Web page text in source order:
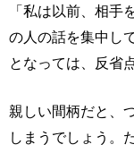
「私は以前、相手
の人の話を集中し
となっては、反省
親しい間柄だと、
しまうでしょう。